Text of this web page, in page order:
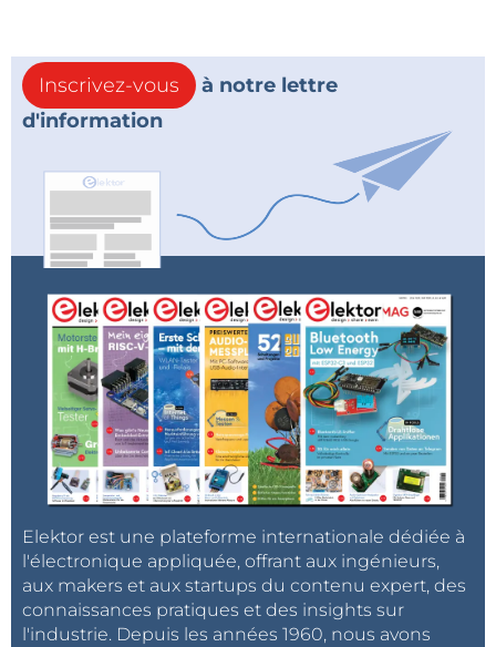
Inscrivez-vous
à notre lettre
d'information
Elektor est une plateforme internationale dédiée à
l'électronique appliquée, offrant aux ingénieurs,
aux makers et aux startups du contenu expert, des
connaissances pratiques et des insights sur
l'industrie. Depuis les années 1960, nous avons